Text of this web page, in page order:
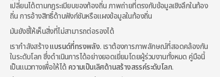
เปลี่ยนได้ตามกฎระเบียบของท้องถิ่น ภาพถ่ายที่ตรงกับข้อมูลเชิงลึกในท้อง
ถิ่น การอ้างสิทธิ์ด้านฟังก์ชันหรือแผงข้อมูลในท้องถิ่น
มันยังชี้ให้เห็นสิ่งที่ไม่สามารถต่อรองได้
เรากำลังสร้าง แบรนด์ที่ทรงพลัง. เราต้องการภาพลักษณ์ที่สอดคล้องกัน
ในระดับโลก ซึ่งดำเนินการได้อย่างยอดเยี่ยมโดยผู้ร่วมงานทั้งหมด คู่มือนี้
เป็นแนวทางเพื่อให้ได้ ความเป็นเลิศด้านสร้างสรรค์ระดับโลก.